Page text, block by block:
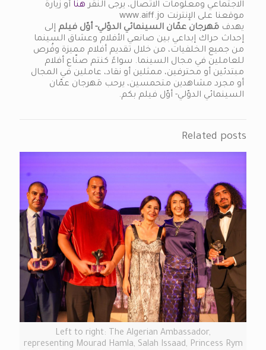
الاجتماعي ومعلومات الاتصال، يرجى النقر هنا أو زيارة
موقعنا على الإنترنت www.aiff.jo
يهدف مَهرجان عمّان السينمائي الدوّلي- أوّل فيلم إلى
إحداث حراك إبداعي بين صانعي الأفلام وعشاق السينما
من جميع الخلفيات، من خلال تقديم أفلام مميزة وفُرص
للعاملين في مجال السينما. سواءً كنتم صنّاع أفلام
مبتدئين أو محترفين، ممثلين أو نقاد، عاملين في المجال
أو مجرد مشاهدين متحمسين، يرحب مَهرجان عمّان
السينمائي الدوّلي- أوّل فيلم بكم.
Related posts
Left to right: The Algerian Ambassador,
representing Mourad Hamla, Salah Issaad, Princess Rym